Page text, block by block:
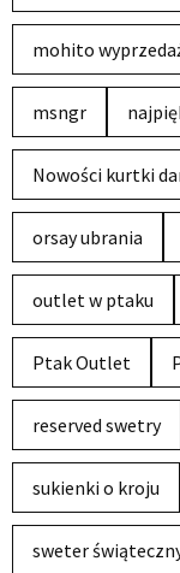
mohito
msngr
Nowości kurtki
orsay ubrania
outlet w ptaku
Ptak Outlet
reserved swetry
sukienki o kroju
sweter